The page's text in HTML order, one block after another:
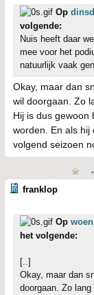
Op
volgende:
Nuis heeft daar
mee voor het
natuurlijk vaak
Okay, maar dan
wil doorgaan. Zo
Hij is dus gewoon
worden. En als hij
volgend seizoen
franklop
Op
het volgende:
[..]
Okay, maar dan
doorgaan. Zo